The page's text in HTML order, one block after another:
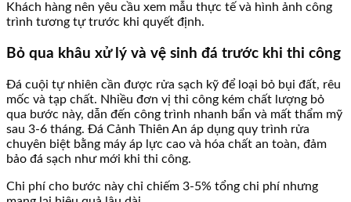
Khách hàng nên yêu cầu xem mẫu thực tế và hình ảnh công
trình tương tự trước khi quyết định.
Bỏ qua khâu xử lý và vệ sinh đá trước khi thi công
Đá cuội tự nhiên cần được rửa sạch kỹ để loại bỏ bụi đất, rêu
mốc và tạp chất. Nhiều đơn vị thi công kém chất lượng bỏ
qua bước này, dẫn đến công trình nhanh bẩn và mất thẩm mỹ
sau 3-6 tháng. Đá Cảnh Thiên An áp dụng quy trình rửa
chuyên biệt bằng máy áp lực cao và hóa chất an toàn, đảm
bảo đá sạch như mới khi thi công.
Chi phí cho bước này chỉ chiếm 3-5% tổng chi phí nhưng